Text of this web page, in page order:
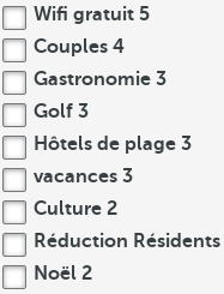
Wifi gratuit 5
Couples 4
Gastronomie 3
Golf 3
Hôtels de plage 3
vacances 3
Culture 2
Réduction Résidents
Noël 2